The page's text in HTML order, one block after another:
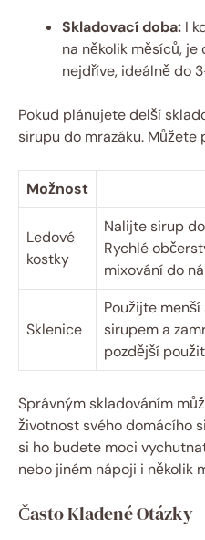
Skladovací doba: I
na několik měsíců,
nejdříve, ideálně do
Pokud plánujete delší
sirupu do mrazáku. Můžete
Možnost
Ledové
kostky
Nalijte sirup
Rychlé
mixování do
Sklenice
Použijte
sirupem a
pozdější
Správným skladováním
životnost svého domácího
si ho budete moci
nebo jiném nápoji i několik
Často Kladené Otázky